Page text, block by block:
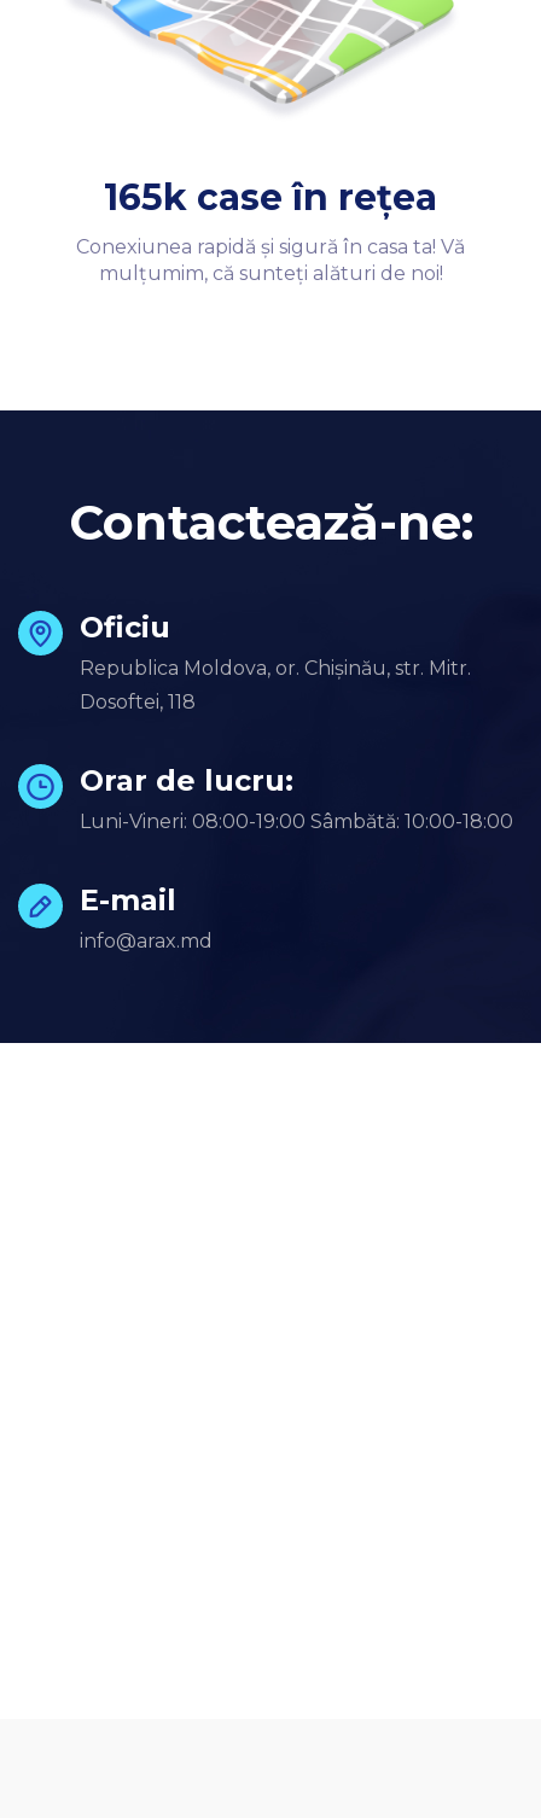
165k case în rețea
Conexiunea rapidă și sigură în casa ta! Vă
mulțumim, că sunteți alături de noi!
Contactează-ne:
Oficiu
Republica Moldova, or. Chișinău, str. Mitr.
Dosoftei, 118
Orar de lucru:
Luni-Vineri: 08:00-19:00 Sâmbătă: 10:00-18:00
E-mail
info@arax.md